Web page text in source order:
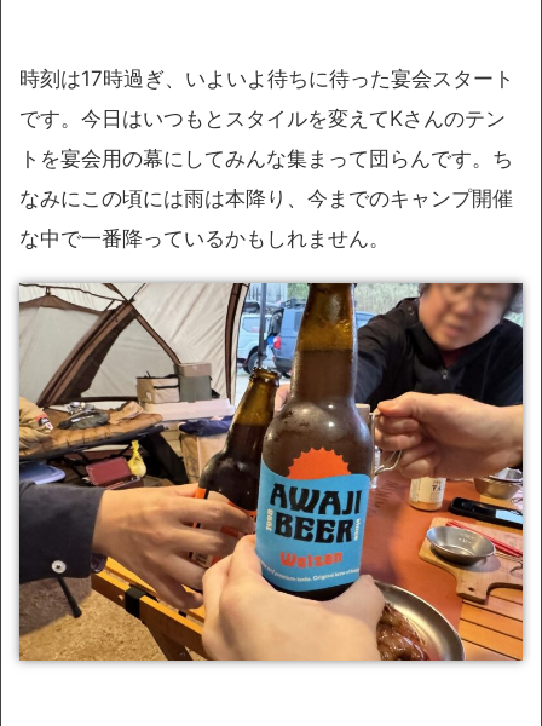
時刻は17時過ぎ、いよいよ待ちに待った宴会スタート
です。今日はいつもとスタイルを変えてKさんのテン
トを宴会用の幕にしてみんな集まって団らんです。ち
なみにこの頃には雨は本降り、今までのキャンプ開催
な中で一番降っているかもしれません。